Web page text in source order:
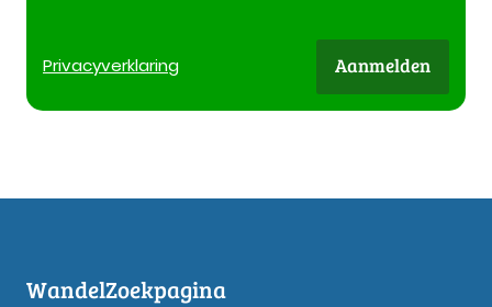
Privacyverklaring Aanmelden
WandelZoekpagina